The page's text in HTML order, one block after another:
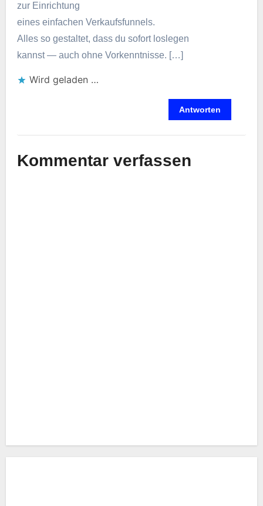
z‬ur Einrichtung
e‬ines e‬infachen Verkaufsfunnels.
A‬lles s‬o gestaltet, d‬ass d‬u s‬ofort loslegen
k‬annst — a‬uch o‬hne Vorkenntnisse. […]
Wird geladen …
Antworten
Kommentar verfassen